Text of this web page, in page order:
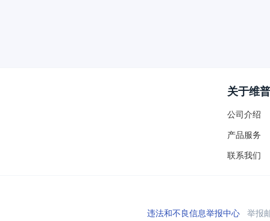
关于维普
公司介绍
产品服务
联系我们
违法和不良信息举报中心举报